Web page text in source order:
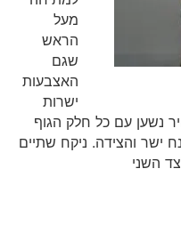
מעל
הראש
שגם
האצבעות
ישרות
נשען עם כל חלק הגוף
ישר והצידה. ניקח שתיים